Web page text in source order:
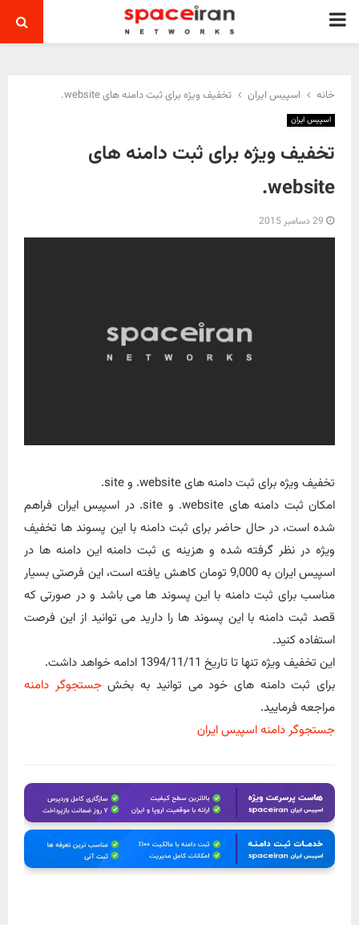
PRIMARY
خانه اسپیس ایران تخفیف ویژه برای ثبت دامنه های website.
اسپیس ایران
تخفیف ویژه برای ثبت دامنه های
website.
29 دسامبر 2015
تخفیف ویژه برای ثبت دامنه های website. و site.
امکان ثبت دامنه های website. و site. در اسپیس ایران فراهم
شده است، در حال حاضر برای ثبت دامنه با این پسوند ها تخفیف
ویژه در نظر گرفته شده و هزینه ی ثبت دامنه این دامنه ها در
اسپیس ایران به 9,000 تومان کاهش یافته است، این فرصتی بسیار
مناسب برای ثبت دامنه با این پسوند ها می باشد و در صورتی که
قصد ثبت دامنه با این پسوند ها را دارید می توانید از این فرصت
استفاده کنید.
این تخفیف ویژه تنها تا تاریخ 1394/11/11 ادامه خواهد داشت.
برای ثبت دامنه های خود می توانید به بخشجستجوگر دامنه
مراجعه فرمایید.
جستجوگر دامنه اسپیس ایران